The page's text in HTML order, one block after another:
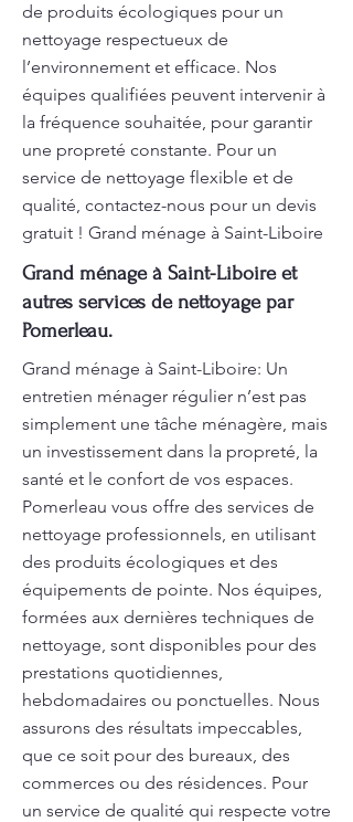
de produits écologiques pour un
nettoyage respectueux de
l’environnement et efficace. Nos
équipes qualifiées peuvent intervenir à
la fréquence souhaitée, pour garantir
une propreté constante. Pour un
service de nettoyage flexible et de
qualité, contactez-nous pour un devis
gratuit ! Grand ménage à Saint-Liboire
Grand ménage à Saint-Liboire et
autres services de nettoyage par
Pomerleau.
Grand ménage à Saint-Liboire: Un
entretien ménager régulier n’est pas
simplement une tâche ménagère, mais
un investissement dans la propreté, la
santé et le confort de vos espaces.
Pomerleau vous offre des services de
nettoyage professionnels, en utilisant
des produits écologiques et des
équipements de pointe. Nos équipes,
formées aux dernières techniques de
nettoyage, sont disponibles pour des
prestations quotidiennes,
hebdomadaires ou ponctuelles. Nous
assurons des résultats impeccables,
que ce soit pour des bureaux, des
commerces ou des résidences. Pour
un service de qualité qui respecte votre